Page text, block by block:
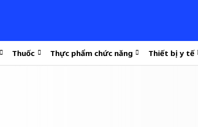
Thuốc Thực phẩm chức năng Thiết bị y tế